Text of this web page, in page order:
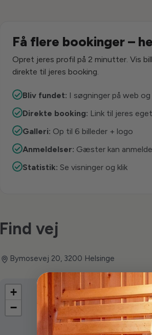
Få flere bookinger –
Opret jeres profil på 2 minutter. Vis
direkte til jeres booking.
Bliv fundet: I søgninger på web og
Direkte booking: Link til jeres
Galleri: Op til 6 billeder + logo
Anmeldelser: Gæster kan
Statistik: Se visninger og klik
Find vej
Bymosevej 20, 3200 Helsinge
+
−